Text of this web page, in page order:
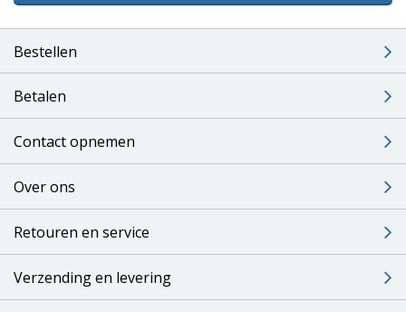
Bestellen
Betalen
Contact opnemen
Over ons
Retouren en service
Verzending en levering